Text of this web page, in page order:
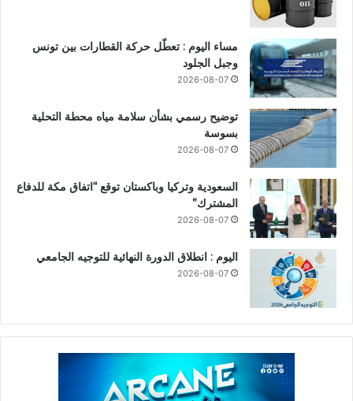
مساء اليوم : تعطّل حركة القطارات بين تونس
وجبل الجلود
2026-08-07
توضيح رسمي بشأن سلامة مياه محطة التحلية
بسوسة
2026-08-07
السعودية وتركيا وباكستان توقع “اتفاق مكة للدفاع
المشترك”
2026-08-07
اليوم : انطلاق الدورة النهائية للتوجيه الجامعي
2026-08-07